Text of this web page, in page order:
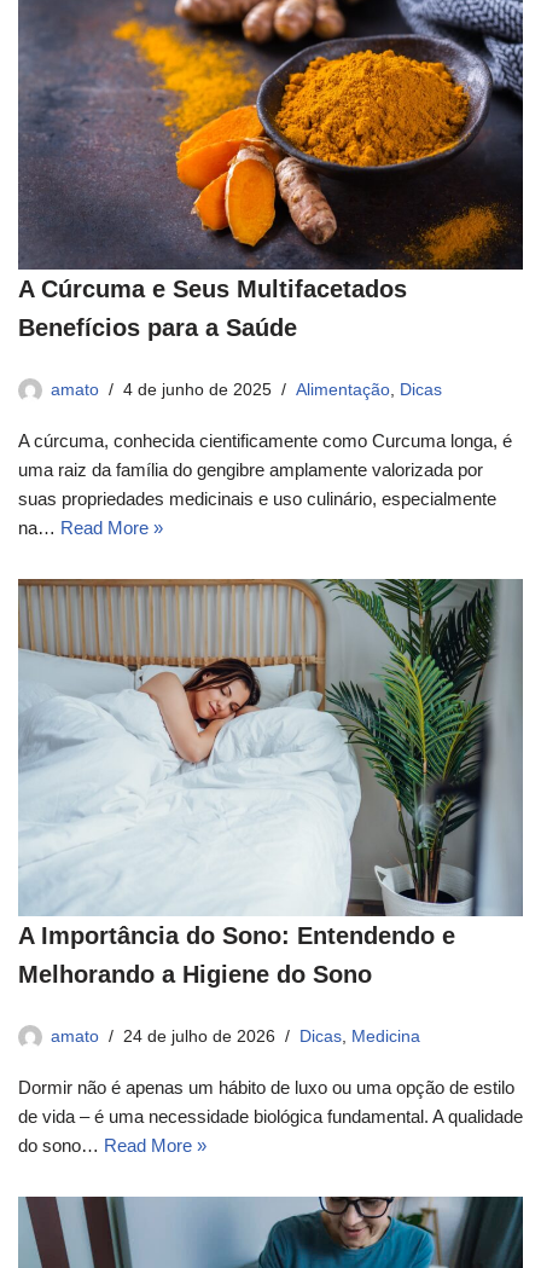
A Cúrcuma e Seus Multifacetados
Benefícios para a Saúde
amato 4 de junho de 2025 Alimentação Dicas
A cúrcuma, conhecida cientificamente como Curcuma longa, é
uma raiz da família do gengibre amplamente valorizada por
suas propriedades medicinais e uso culinário, especialmente
na… Read More »
A Importância do Sono: Entendendo e
Melhorando a Higiene do Sono
amato 24 de julho de 2026 Dicas Medicina
Dormir não é apenas um hábito de luxo ou uma opção de estilo
de vida – é uma necessidade biológica fundamental. A qualidade
do sono… Read More »